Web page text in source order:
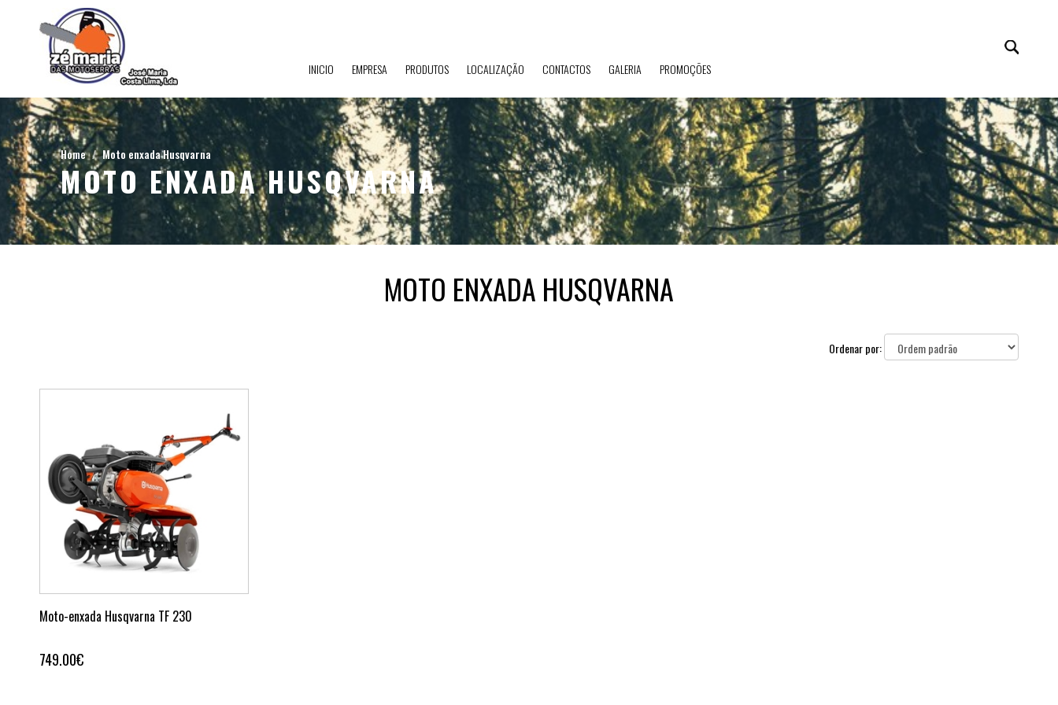
INICIO EMPRESA PRODUTOS LOCALIZAÇÃO CONTACTOS GALERIA PROMOÇÕES
Home Moto enxada Husqvarna
MOTO ENXADA HUSQVARNA
MOTO ENXADA HUSQVARNA
Ordenar por:
Moto-enxada Husqvarna TF 230
749.00€